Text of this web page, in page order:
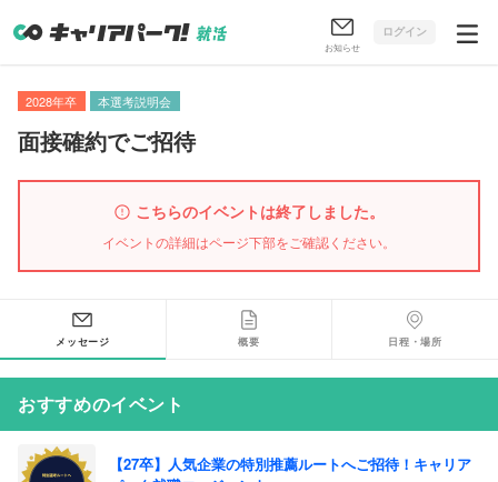
お知らせ
ログイン
2028年卒 本選考説明会
面接確約でご招待
こちらのイベントは終了しました。
イベントの詳細はページ下部をご確認ください。
メッセージ 概要 日程・場所
おすすめのイベント
【27卒】人気企業の特別推薦ルートへご招待！キャリア